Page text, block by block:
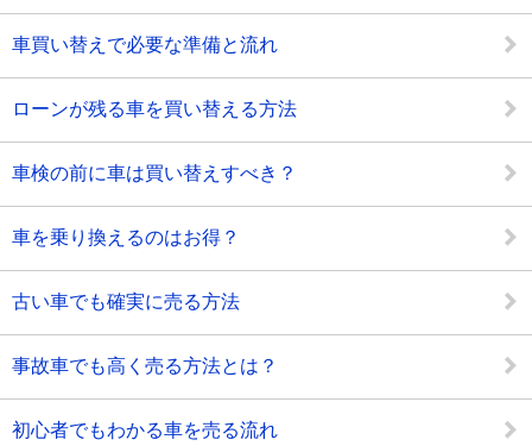
車買い替えで必要な準備と流れ
ローンが残る車を買い替える方法
車検の前に車は買い替えすべき？
車を乗り換えるのはお得？
古い車でも確実に売る方法
事故車でも高く売る方法とは？
初心者でもわかる車を売る流れ